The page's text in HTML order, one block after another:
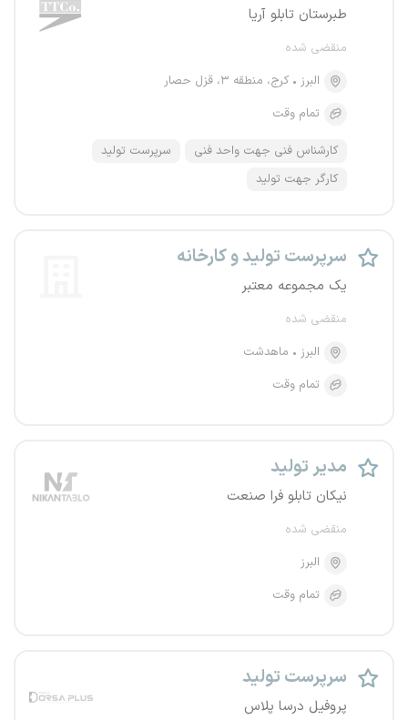
طبرستان تابلو آریا
منقضی شده
البرز
کرج، منطقه ۳، قزل حصار
تمام وقت
کارشناس فنی جهت واحد فنی
سرپرست تولید
کارگر جهت تولید
سرپرست تولید و کارخانه
یک مجموعه معتبر
منقضی شده
البرز
ماهدشت
تمام وقت
مدیر تولید
نیکان تابلو فرا صنعت
منقضی شده
البرز
تمام وقت
سرپرست تولید
پروفیل درسا پلاس